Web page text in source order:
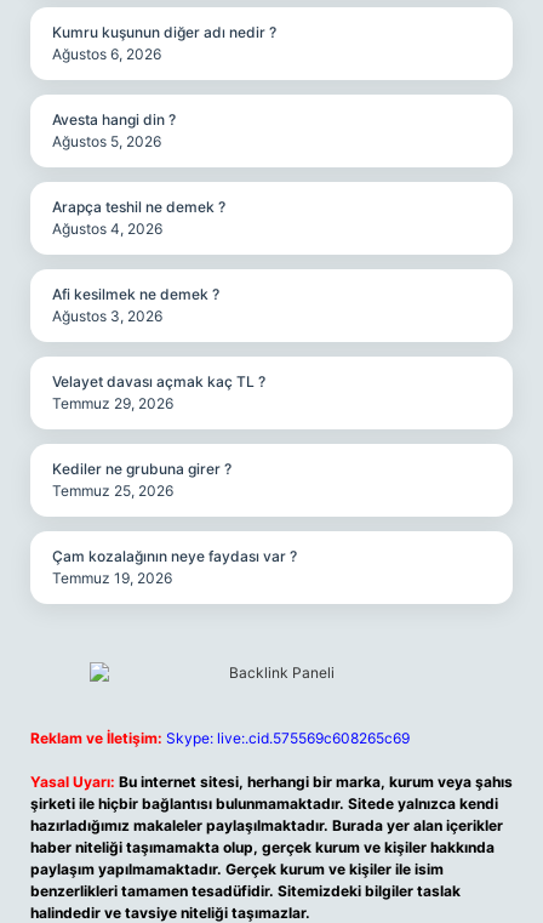
Kumru kuşunun diğer adı nedir ?
Ağustos 6, 2026
Avesta hangi din ?
Ağustos 5, 2026
Arapça teshil ne demek ?
Ağustos 4, 2026
Afi kesilmek ne demek ?
Ağustos 3, 2026
Velayet davası açmak kaç TL ?
Temmuz 29, 2026
Kediler ne grubuna girer ?
Temmuz 25, 2026
Çam kozalağının neye faydası var ?
Temmuz 19, 2026
Reklam ve İletişim: Skype: live:.cid.575569c608265c69
Yasal Uyarı: Bu internet sitesi, herhangi bir marka, kurum veya şahıs
şirketi ile hiçbir bağlantısı bulunmamaktadır. Sitede yalnızca kendi
hazırladığımız makaleler paylaşılmaktadır. Burada yer alan içerikler
haber niteliği taşımamakta olup, gerçek kurum ve kişiler hakkında
paylaşım yapılmamaktadır. Gerçek kurum ve kişiler ile isim
benzerlikleri tamamen tesadüfidir. Sitemizdeki bilgiler taslak
halindedir ve tavsiye niteliği taşımazlar.